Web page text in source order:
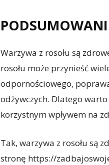
Warzywa z rosołu są
rosołu może przynieść
odpornościowego,
odżywczych. Dlatego
korzystnym wpływem na
Tak, warzywa z rosołu są
stronę https://